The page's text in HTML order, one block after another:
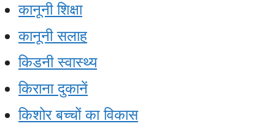
कानूनी शिक्षा
कानूनी सलाह
किडनी स्वास्थ्य
किराना दुकानें
किशोर बच्चों का विकास